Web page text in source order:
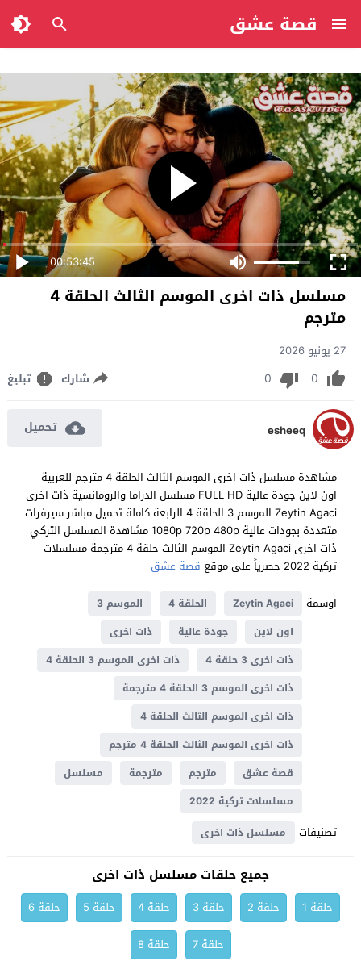
قصة عشق
00:53:45
مسلسل ذات اخرى الموسم الثالث الحلقة 4
مترجم
27 يونيو 2026
0
0 شارك تبليغ
esheeq تحميل
مشاهدة مسلسل ذات اخرى الموسم الثالث الحلقة 4 مترجم للعربية
اون لاين جودة عالية FULL HD مسلسل الدراما والرومانسية ذات اخرى
Zeytin Agaci الموسم 3 الحلقة 4 الرابعة كاملة تحميل مباشر سيرفرات
متعددة بجودات عالية 1080p 720p 480p مشاهدة المسلسل التركي
ذات اخرى Zeytin Agaci الموسم الثالث حلقة 4 مترجمة مسلسلات
تركية 2022 حصرياً على موقع
قصة عشق
اوسمة
Zeytin Agaci الحلقة 4
الموسم 3
اون لاين
جودة عالية
ذات اخرى
ذات اخرى 3 حلقة 4
ذات اخرى الموسم 3 الحلقة 4
ذات اخرى الموسم 3 الحلقة 4 مترجمة
ذات اخرى الموسم الثالث الحلقة 4
ذات اخرى الموسم الثالث الحلقة 4 مترجم
قصة عشق
مترجم مترجمة
مسلسل
مسلسلات تركية 2022
تصنيفات مسلسل ذات اخرى
جميع حلقات مسلسل ذات اخرى
حلقة 1 حلقة 2 حلقة 3 حلقة 4 حلقة 5
حلقة 6
حلقة 7
حلقة 8